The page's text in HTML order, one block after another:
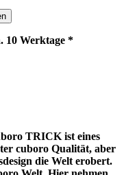
10 Werktage *
TRICK ist eines
cuboro Qualität, aber
die Welt erobert.